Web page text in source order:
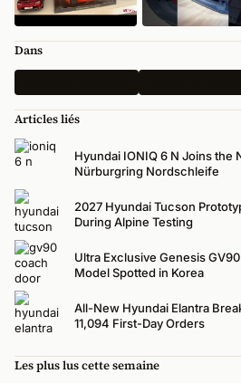
Dans
Articles liés
Hyundai IONIQ 6 N Joins the
Nürburgring Nordschleife
2027 Hyundai Tucson
During Alpine Testing
Ultra Exclusive Genesis
Model Spotted in Korea
All-New Hyundai Elantra
11,094 First-Day Orders
Les plus lus cette semaine